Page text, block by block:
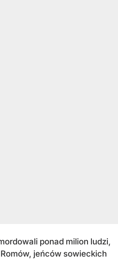
ponad milion ludzi,
jeńców sowieckich